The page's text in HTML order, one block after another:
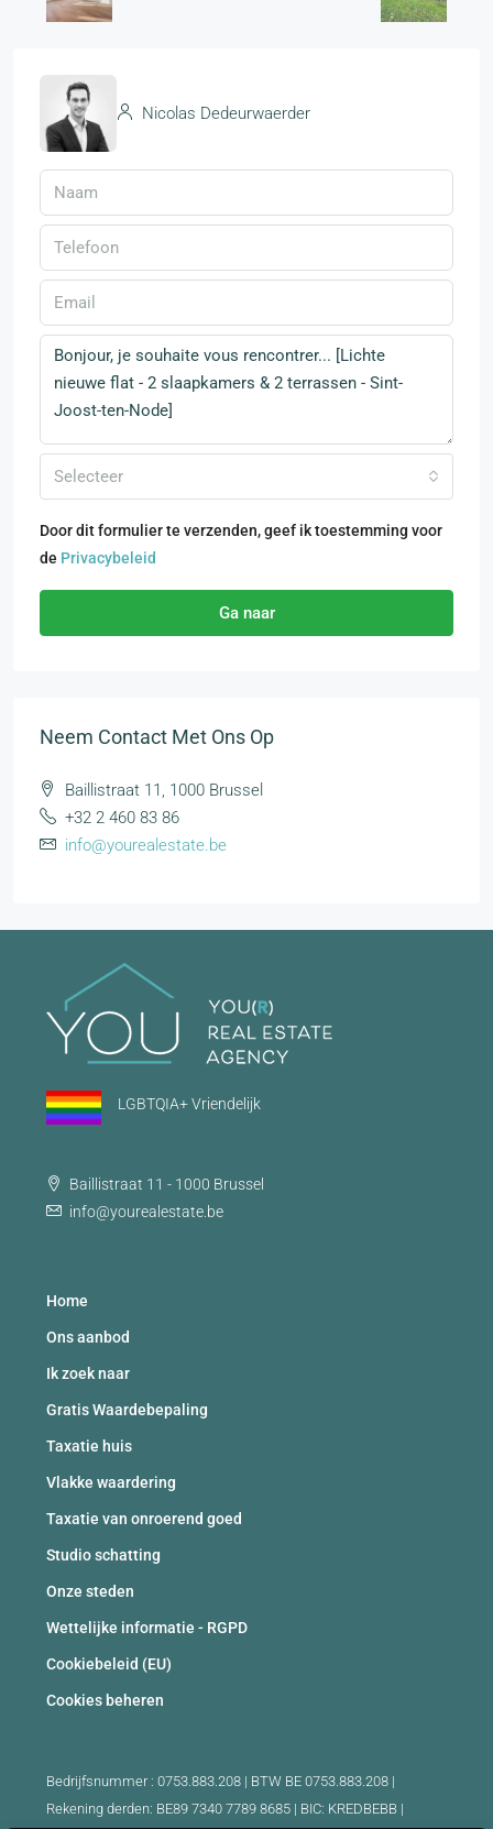
Nicolas Dedeurwaerder
Selecteer
Door dit formulier te verzenden, geef ik toestemming voor
de Privacybeleid
Ga naar
Neem Contact Met Ons Op
Baillistraat 11, 1000 Brussel
+32 2 460 83 86
info@yourealestate.be
LGBTQIA+ Vriendelijk
Baillistraat 11 - 1000 Brussel
info@yourealestate.be
Home
Ons aanbod
Ik zoek naar
Gratis Waardebepaling
Taxatie huis
Vlakke waardering
Taxatie van onroerend goed
Studio schatting
Onze steden
Wettelijke informatie - RGPD
Cookiebeleid (EU)
Cookies beheren
Bedrijfsnummer : 0753.883.208 | BTW BE 0753.883.208 |
Rekening derden: BE89 7340 7789 8685 | BIC: KREDBEBB |